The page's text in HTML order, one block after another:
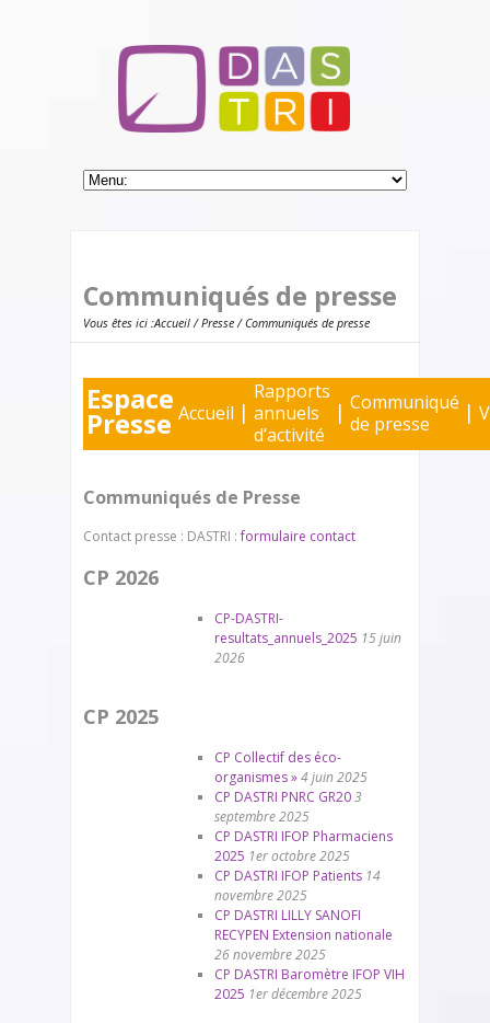
Communiqués de presse
Vous êtes ici :Accueil/Presse/ Communiqués de presse
Espace
Presse Accueil |
Rapports
annuels
d’activité
| Communiqué
de presse
|
Communiqués de Presse
Contact presse : DASTRI :formulaire contact
CP 2026
CP-DASTRI-
resultats_annuels_2025 15 juin
2026
CP 2025
CP Collectif des éco-
organismes »4 juin 2025
CP DASTRI PNRC GR203
septembre 2025
CP DASTRI IFOP Pharmaciens
2025 1er octobre 2025
CP DASTRI IFOP Patients 14
novembre 2025
CP DASTRI LILLY SANOFI
RECYPEN Extension nationale
26 novembre 2025
CP DASTRI Baromètre IFOP VIH
2025 1er décembre 2025